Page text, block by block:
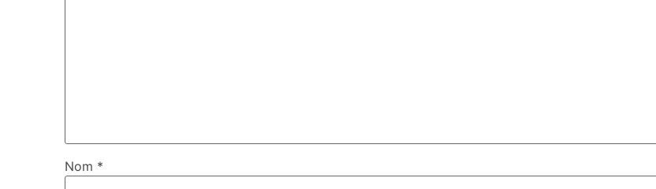
Nom *